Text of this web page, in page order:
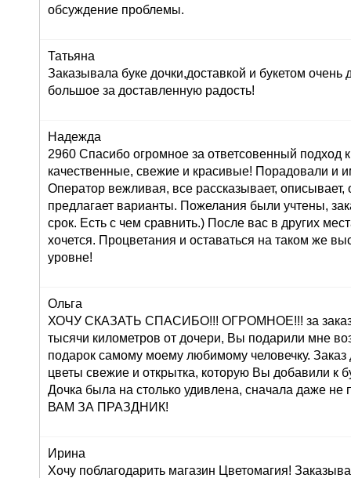
обсуждение проблемы.
Татьяна
Заказывала буке дочки,доставкой и букетом
большое за доставленную радость!
Надежда
2960 Спасибо огромное за ответсовенный подход
качественные, свежие и красивые! Порадовали и
Оператор вежливая, все рассказывает, описывает,
предлагает варианты. Пожелания были учтены,
срок. Есть с чем сравнить.) После вас в других
хочется. Процветания и оставаться на таком же
уровне!
Ольга
ХОЧУ СКАЗАТЬ СПАСИБО!!! ОГРОМНОЕ!!! за заказ
тысячи километров от дочери, Вы подарили мне
подарок самому моему любимому человечку.
цветы свежие и открытка, которую Вы добавили к
Дочка была на столько удивлена, сначала даже
ВАМ ЗА ПРАЗДНИК!
Ирина
Хочу поблагодарить магазин Цветомагия!